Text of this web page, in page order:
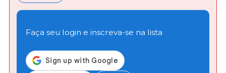
Faça seu login e inscreva-se na lista